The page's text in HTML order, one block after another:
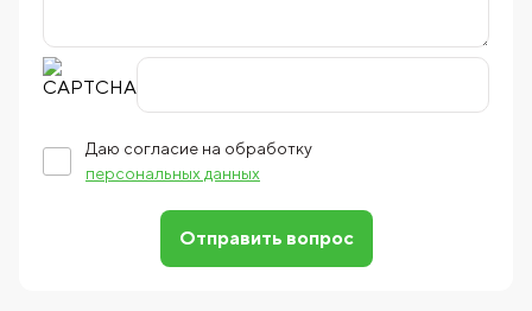
Даю согласие на обработку
персональных данных
Отправить вопрос